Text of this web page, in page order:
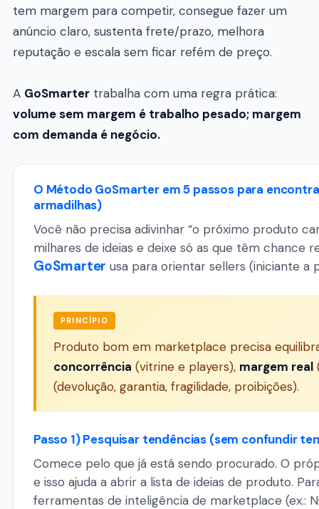
tem margem para competir, consegue fazer um
anúncio claro, sustenta frete/prazo, melhora
reputação e escala sem ficar refém de preço.
A GoSmarter trabalha com uma regra prática:
volume sem margem é trabalho pesado; margem
com demanda é negócio.
O Método GoSmarter em 5 passos para
armadilhas)
Você não precisa adivinhar “o próximo produto
milhares de ideias e deixe só as que têm chance
GoSmarter usa para orientar sellers (iniciante a
PRINCÍPIO
Produto bom em marketplace precisa
concorrência (vitrine e players), margem real
(devolução, garantia, fragilidade, proibições).
Passo 1) Pesquisar tendências (sem confundir
Comece pelo que já está sendo procurado. O
e isso ajuda a abrir a lista de ideias de produto.
ferramentas de inteligência de marketplace (ex.: